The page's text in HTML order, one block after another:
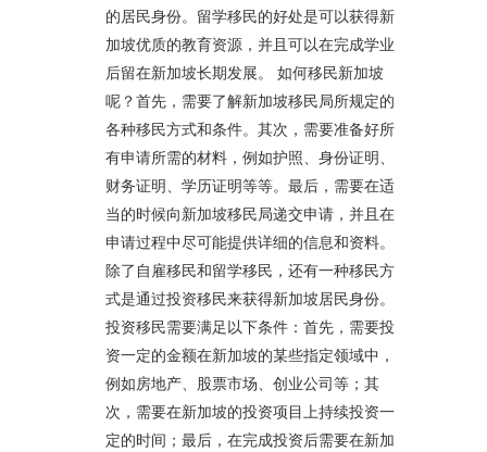
的居民身份。留学移民的好处是可以获得新
加坡优质的教育资源，并且可以在完成学业
后留在新加坡长期发展。 如何移民新加坡
呢？首先，需要了解新加坡移民局所规定的
各种移民方式和条件。其次，需要准备好所
有申请所需的材料，例如护照、身份证明、
财务证明、学历证明等等。最后，需要在适
当的时候向新加坡移民局递交申请，并且在
申请过程中尽可能提供详细的信息和资料。
除了自雇移民和留学移民，还有一种移民方
式是通过投资移民来获得新加坡居民身份。
投资移民需要满足以下条件：首先，需要投
资一定的金额在新加坡的某些指定领域中，
例如房地产、股票市场、创业公司等；其
次，需要在新加坡的投资项目上持续投资一
定的时间；最后，在完成投资后需要在新加